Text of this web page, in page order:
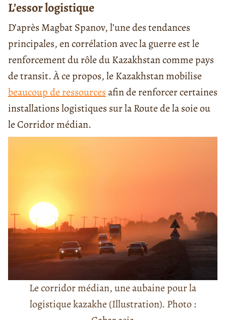
L’essor logistique
D’après Magbat Spanov, l’une des tendances
principales, en corrélation avec la guerre est le
renforcement du rôle du Kazakhstan comme pays
de transit. À ce propos, le Kazakhstan mobilise
beaucoup de ressourcesafin de renforcer certaines
installations logistiques sur la Route de la soie ou
le Corridor médian.
Le corridor médian, une aubaine pour la
logistique kazakhe (Illustration). Photo :